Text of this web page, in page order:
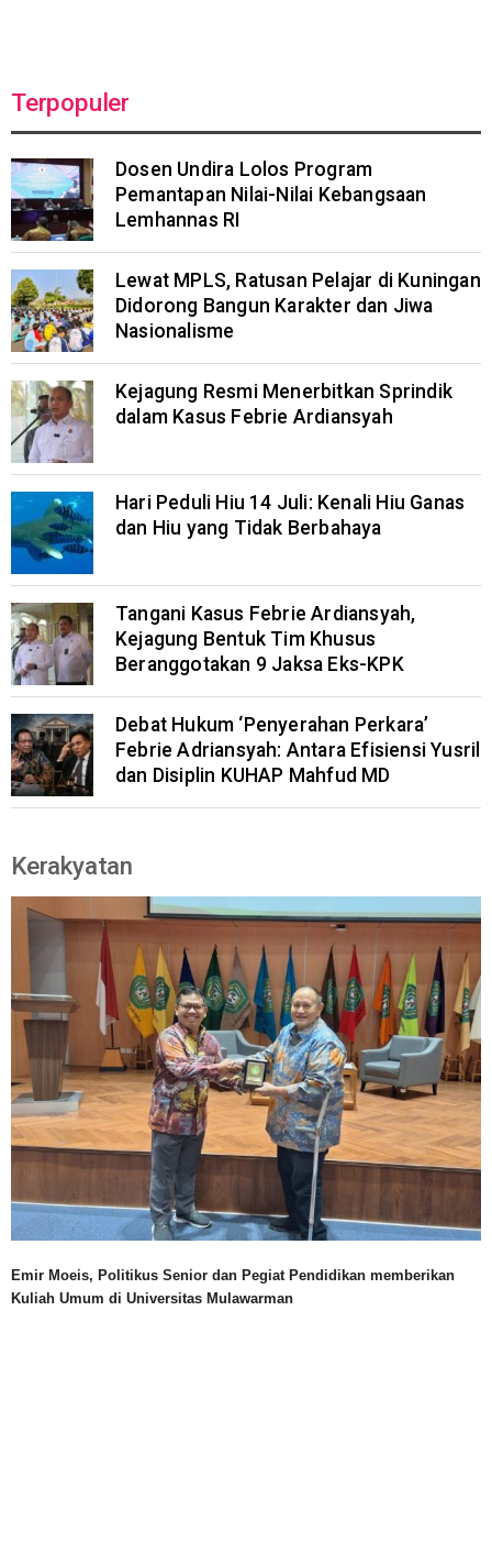
Terpopuler
Dosen Undira Lolos Program
Pemantapan Nilai-Nilai Kebangsaan
Lemhannas RI
Lewat MPLS, Ratusan Pelajar di Kuningan
Didorong Bangun Karakter dan Jiwa
Nasionalisme
Kejagung Resmi Menerbitkan Sprindik
dalam Kasus Febrie Ardiansyah
Hari Peduli Hiu 14 Juli: Kenali Hiu Ganas
dan Hiu yang Tidak Berbahaya
Tangani Kasus Febrie Ardiansyah,
Kejagung Bentuk Tim Khusus
Beranggotakan 9 Jaksa Eks-KPK
Debat Hukum ‘Penyerahan Perkara’
Febrie Adriansyah: Antara Efisiensi Yusril
dan Disiplin KUHAP Mahfud MD
Kerakyatan
Emir Moeis, Politikus Senior dan Pegiat Pendidikan memberikan
Kuliah Umum di Universitas Mulawarman